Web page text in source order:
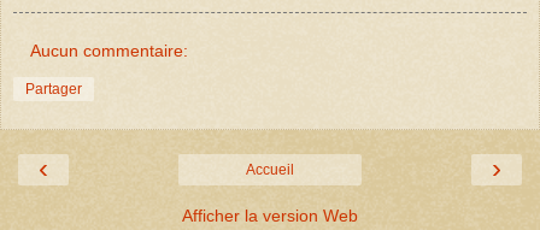
Aucun commentaire:
Partager
‹ ›
Accueil
Afficher la version Web